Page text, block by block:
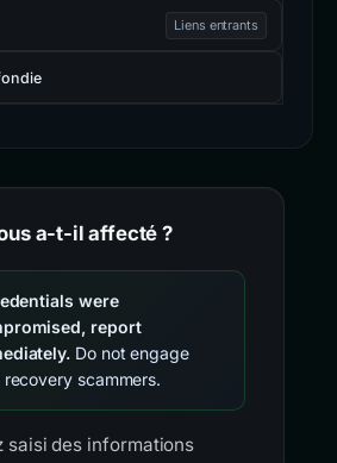
Liens entrants
a-t-il affecté ?
were
report
Do not engage
scammers.
saisi des informations